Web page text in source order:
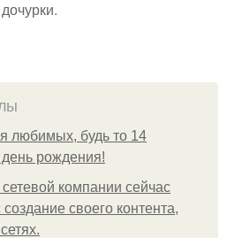
дочурки.
любимых, будь то 14
рождения!
компании сейчас
своего контента,